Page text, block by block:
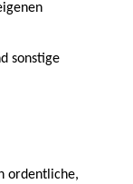
sonstige
ordentliche,